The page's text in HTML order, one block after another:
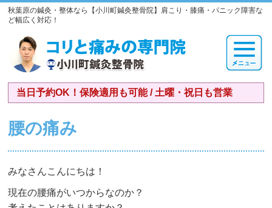
秋葉原の鍼灸・整体なら【小川町鍼灸整骨院】肩こり・膝痛・パニック障害な
ど幅広く対応！
当日予約OK！保険適用も可能 / 土曜・祝日も営業
腰の痛み
みなさんこんにちは！
現在の腰痛がいつからなのか？